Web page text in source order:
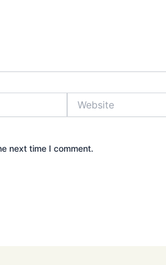
next time I comment.